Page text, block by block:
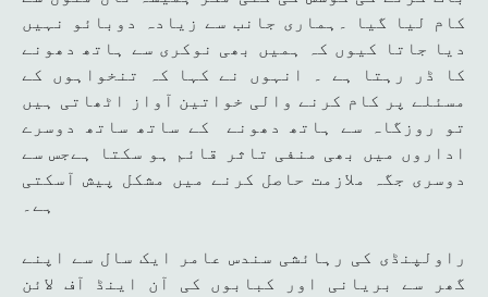
کام لیا گیا ۔ہماری جانب سے زیادہ دوبائو نہیں
دیا جاتا کیوں کہ ہمیں بھی نوکری سے ہاتھ دھونے
کا ڈر رہتا ہے ۔ انہوں نے کہا کہ تنخواہوں کے
مسئلے پر کام کرنے والی خواتین آواز اٹھاتی ہیں
تو روزگاہ سے ہاتھ دھونے کے ساتھ ساتھ دوسرے
اداروں میں بھی منفی تاثر قائم ہو سکتا ہےجس سے
دوسری جگہ ملازمت حاصل کرنے میں مشکل پیش آسکتی
ہے۔
راولپنڈی کی رہائشی سندس عامر ایک سال سے اپنے
گھر سے بریانی اور کبابوں کی آن اینڈ آف لائن